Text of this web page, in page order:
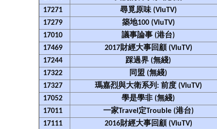
17271
尋覓原味 (ViuTV)
17279
築地100 (ViuTV)
17010
議事論事 (港台)
17469
2017財經大事回顧 (ViuTV)
17244
踩過界 (無綫)
17322
同盟 (無綫)
17327
瑪嘉烈與大衛系列: 前度 (ViuTV)
17052
學是學非 (無綫)
17011
一家Travel定Trouble (港台)
17111
2016財經大事回顧 (ViuTV)